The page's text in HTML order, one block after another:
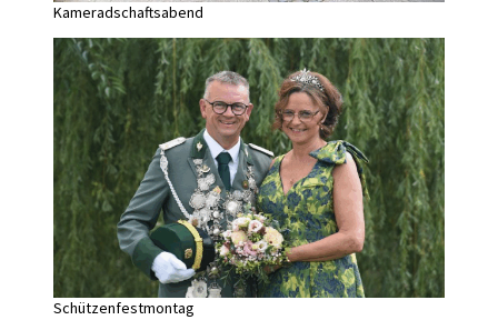
Kameradschaftsabend
Schützenfestmontag